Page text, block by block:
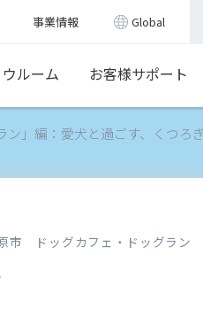
事業情報 Global
ルーム お客様サポート
」編：愛犬と過ごす、くつろ
市 ドッグカフェ・ドッグラン